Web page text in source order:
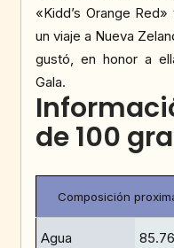
«Kidd’s Orange
un viaje a Nueva
gustó, en honor a
Gala.
de 100
Composición
Agua